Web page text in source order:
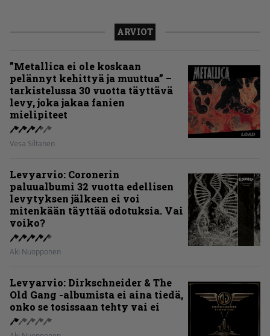
ARVIOT
”Metallica ei ole koskaan
pelännyt kehittyä ja muuttua” –
tarkistelussa 30 vuotta täyttävä
levy, joka jakaa fanien
mielipiteet
Vesa Siltanen
Levyarvio: Coronerin
paluualbumi 32 vuotta edellisen
levytyksen jälkeen ei voi
mitenkään täyttää odotuksia. Vai
voiko?
Aki Nuopponen
Levyarvio: Dirkschneider & The
Old Gang -albumista ei aina tiedä,
onko se tosissaan tehty vai ei